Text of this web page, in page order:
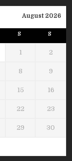
August 2026
S S
1 2
8 9
15 16
22 23
29 30